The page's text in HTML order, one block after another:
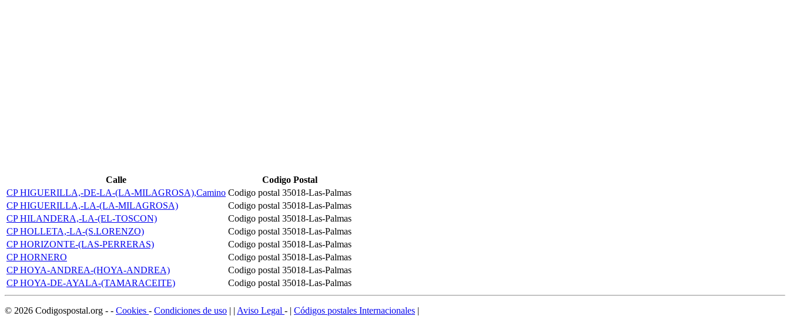
Calle
Codigo Postal
CP HIGUERILLA,-DE-LA-(LA-MILAGROSA),Camino Codigo postal 35018-Las-Palmas
CP HIGUERILLA,-LA-(LA-MILAGROSA)
Codigo postal 35018-Las-Palmas
CP HILANDERA,-LA-(EL-TOSCON)
Codigo postal 35018-Las-Palmas
CP HOLLETA,-LA-(S.LORENZO)
Codigo postal 35018-Las-Palmas
CP HORIZONTE-(LAS-PERRERAS)
Codigo postal 35018-Las-Palmas
CP HORNERO
Codigo postal 35018-Las-Palmas
CP HOYA-ANDREA-(HOYA-ANDREA)
Codigo postal 35018-Las-Palmas
CP HOYA-DE-AYALA-(TAMARACEITE)
Codigo postal 35018-Las-Palmas
© 2026 Codigospostal.org - - Cookies - Condiciones de uso | | Aviso Legal - | Códigos postales Internacionales |